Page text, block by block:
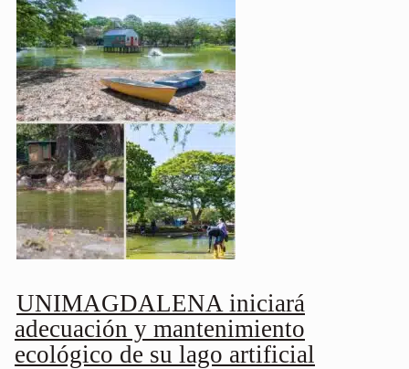
UNIMAGDALENA iniciará
adecuación y mantenimiento
ecológico de su lago artificial